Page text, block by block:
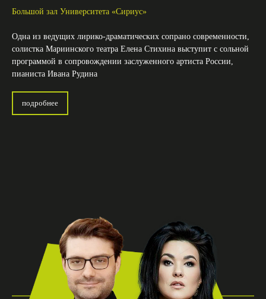
Большой зал Университета «Сириус»
Одна из ведущих лирико-драматических сопрано современности,
солистка Мариинского театра Елена Стихина выступит с сольной
программой в сопровождении заслуженного артиста России,
пианиста Ивана Рудина
подробнее